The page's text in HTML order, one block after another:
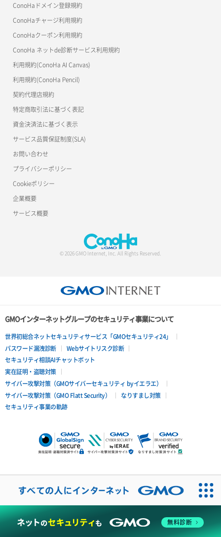
OpenStack CLI
Terraform
s3cmd
公開API(ConoHa VPS Ver.2.0)
ConoHaドメイン登録規約
ConoHaチャージ利用規約
ConoHaクーポン利用規約
ConoHa ネットde診断サービス利用規約
利用規約(ConoHa AI Canvas)
利用規約(ConoHa Pencil)
契約代理店規約
特定商取引法に基づく表記
資金決済法に基づく表示
サービス品質保証制度(SLA)
お問い合わせ
プライバシーポリシー
Cookieポリシー
企業概要
サービス概要
© 2026 GMO Internet, Inc. All Rights Reserved.
GMOインターネットグループのセキュリティ事業について
世界初総合ネットセキュリティサービス「GMOセキュリティ24」
パスワード漏洩診断
Webサイトリスク診断
セキュリティ相談AIチャットボット
実在証明・盗聴対策
サイバー攻撃対策（GMOサイバーセキュリティ byイエラエ）
サイバー攻撃対策（GMO Flatt Security）
なりすまし対策
セキュリティ事業の軌跡
無料診断